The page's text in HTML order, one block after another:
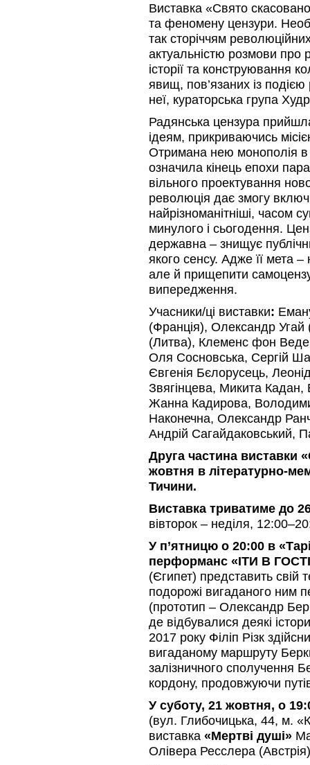
Виставка «Свято
та феномену цензури.
так сторіччям
актуальністю розмови
історії та конструювання
явищ, пов’язаних із
неї, кураторська група
Радянська цензура
ідеям, прикриваючись
Отримана нею монополія в
означила кінець епохи
вільного проектування
революція дає змогу
найрізноманітніші, часом
минулого і сьогодення.
державна – знищує
якого сенсу. Адже її мета
але й прищепити
випередження.
Учасники/ці виставки:
(Франція), Олександр Угай
(Литва), Клеменс фон
Оля Сосновська, Сергій
Євгенія Бєлорусець,
Звягінцева, Микита
Жанна Кадирова,
Наконечна, Олександр
Андрій Сагайдаковський,
Друга частина виставки
жовтня в літературно-
Тичини.
Виставка триватиме до
вівторок – неділя,
У п’ятницю о 20:00 в
перформанс «ІТИ В ГОСТІ
(Єгипет) представить свій
подорожі вигаданого ним
(прототип – Олександр
де відбувалися деякі
2017 року Філіп Різк
вигаданому маршруту
залізничного сполучення
кордону, продовжуючи
У суботу, 21 жовтня, о
(вул. Глибочицька, 44, м.
виставка «Мертві душі»
Олівера Ресслера